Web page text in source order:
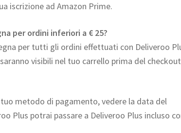
iscrizione ad Amazon Prime.
per ordini inferiori a € 25?
per tutti gli ordini effettuati con Deliveroo
visibili nel tuo carrello prima del
metodo di pagamento, vedere la data del
Plus potrai passare a Deliveroo Plus incluso